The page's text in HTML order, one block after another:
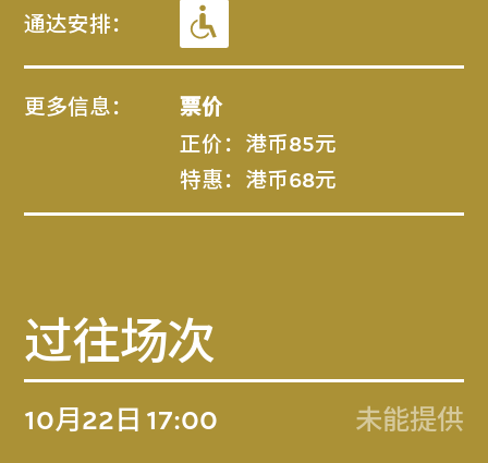
通达安排：
更多信息： 票价
正价：港币85元
特惠：港币68元
过往场次
10月22日 17:00 未能提供